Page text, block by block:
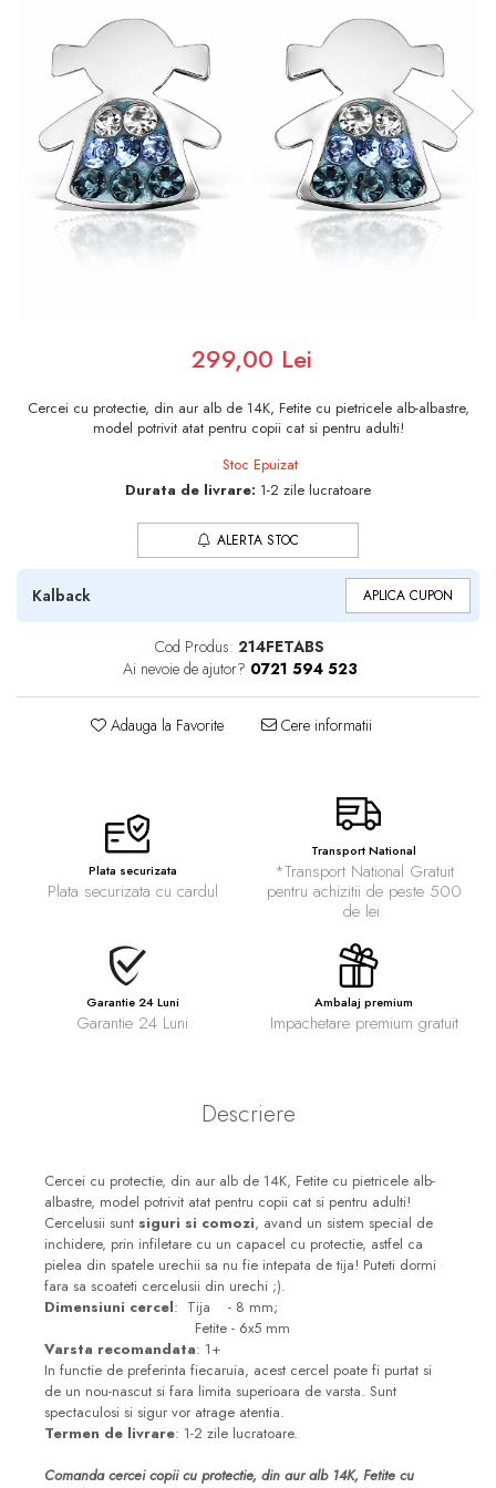
299,00 Lei
Cercei cu protectie, din aur alb de 14K, Fetite cu pietricele alb-albastre,
model potrivit atat pentru copii cat si pentru adulti!
Stoc Epuizat
Durata de livrare: 1-2 zile lucratoare
ALERTA STOC
Kalback APLICA CUPON
Cod Produs: 214FETABS
Ai nevoie de ajutor? 0721 594 523
Adauga la Favorite Cere informatii
Plata securizata
Plata securizata cu cardul
Transport National
*Transport National Gratuit
pentru achizitii de peste 500
de lei.
Garantie 24 Luni
Garantie 24 Luni
Ambalaj premium
Impachetare premium gratuit
Descriere
Cercei cu protectie, din aur alb de 14K, Fetite cu pietricele alb-
albastre, model potrivit atat pentru copii cat si pentru adulti!
Cercelusii sunt siguri si comozi, avand un sistem special de
inchidere, prin infiletare cu un capacel cu protectie, astfel ca
pielea din spatele urechii sa nu fie intepata de tija! Puteti dormi
fara sa scoateti cercelusii din urechi ;).
Dimensiuni cercel: Tija - 8 mm;
Fetite - 6x5 mm
Varsta recomandata: 1+
In functie de preferinta fiecaruia, acest cercel poate fi purtat si
de un nou-nascut si fara limita superioara de varsta. Sunt
spectaculosi si sigur vor atrage atentia.
Termen de livrare: 1-2 zile lucratoare.
Comanda cercei copii cu protectie, din aur alb 14K, Fetite cu